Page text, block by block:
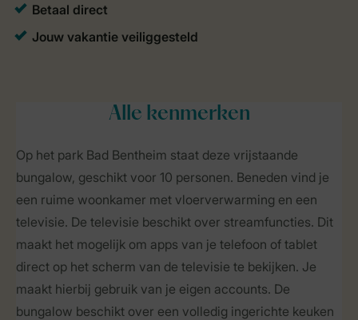
Alle kenmerken
Op het park Bad Bentheim staat deze vrijstaande
bungalow, geschikt voor 10 personen. Beneden vind je
een ruime woonkamer met vloerverwarming en een
televisie. De televisie beschikt over streamfuncties. Dit
maakt het mogelijk om apps van je telefoon of tablet
direct op het scherm van de televisie te bekijken. Je
maakt hierbij gebruik van je eigen accounts. De
bungalow beschikt over een volledig ingerichte keuken